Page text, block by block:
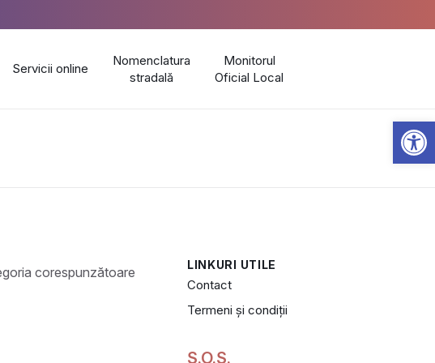
Servicii online
Nomenclatura
stradală
Monitorul
Oficial Local
LINKURI UTILE
Contact
Termeni și condiții
S.O.S.